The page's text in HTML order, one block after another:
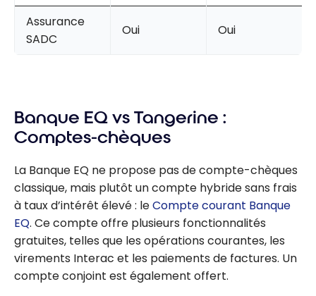
Assurance
SADC
Oui Oui
Banque EQ vs Tangerine :
Comptes-chèques
La Banque EQ ne propose pas de compte-chèques
classique, mais plutôt un compte hybride sans frais
à taux d’intérêt élevé : leCompte courant Banque
EQ. Ce compte offre plusieurs fonctionnalités
gratuites, telles que les opérations courantes, les
virements Interac et les paiements de factures. Un
compte conjoint est également offert.